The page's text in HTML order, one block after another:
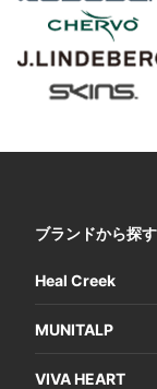
ブランドから探す
Heal Creek
MUNITALP
VIVA HEART